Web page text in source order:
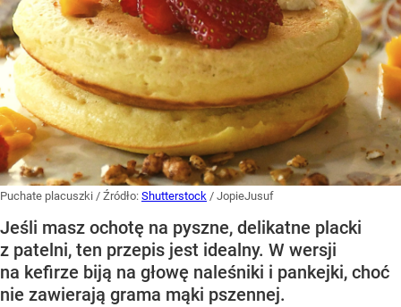
Puchate placuszki / Źródło: Shutterstock / JopieJusuf
Jeśli masz ochotę na pyszne, delikatne placki
z patelni, ten przepis jest idealny. W wersji
na kefirze biją na głowę naleśniki i pankejki, choć
nie zawierają grama mąki pszennej.